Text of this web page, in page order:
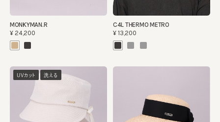
MONKYMAN.R
¥24,200
C4L THERMO METRO
¥13,200
UVカット 洗える